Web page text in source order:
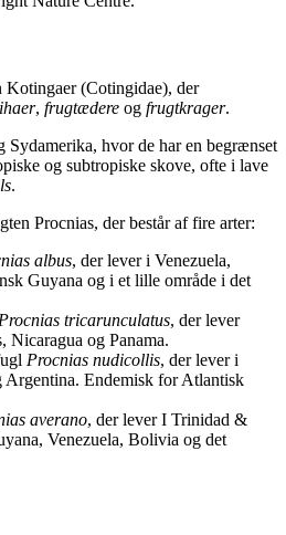
(Cotingidae), der
, frugtædere og frugtkrager.
hvor de har en begrænset
og subtropiske skove, ofte i lave
.
Procnias, der består af fire arter:
albus, der lever i Venezuela,
Guyana og i et lille område i det
Procnias tricarunculatus, der lever
Nicaragua og Panama.
Procnias nudicollis, der lever i
Argentina. Endemisk for Atlantisk
averano, der lever I Trinidad &
Venezuela, Bolivia og det